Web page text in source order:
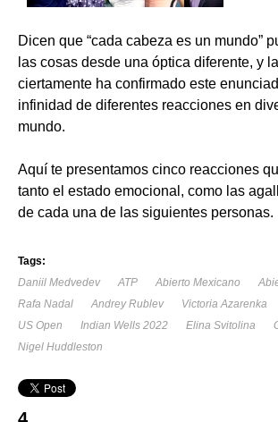
Dicen que “cada cabeza es un mundo”
las cosas desde una óptica diferente, y
ciertamente ha confirmado este
infinidad de diferentes reacciones en
mundo.
Aquí te presentamos cinco reacciones
tanto el estado emocional, como las
de cada una de las siguientes personas.
Tags:
Daniil Medvedev
ATP Abierto Mexicano
Rafa Nadal
Andrey Rublev Victoria Azarenka
US Open
Indian Wells 2022 Elina Svitolina
Nigel Huddleston